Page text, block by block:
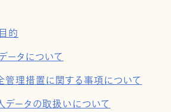
的
ータについて
管理措置に関する事項について
データの取扱いについて